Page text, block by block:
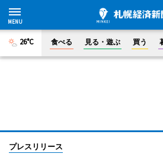
26°C 食べる 見る・遊ぶ 買う
プレスリリース